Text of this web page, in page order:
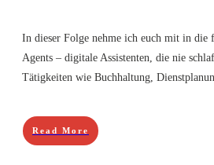
In dieser Folge nehme ich euch mit in die
Agents – digitale Assistenten, die nie
Tätigkeiten wie Buchhaltung,
Read More